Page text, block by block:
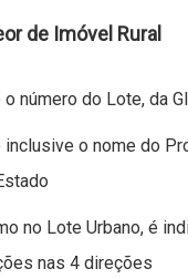
de Imóvel Rural
o número do Lote, da
inclusive o nome do
no Lote Urbano, é
nas 4 direções